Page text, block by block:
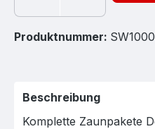
Produktnummer:
Beschreibung
Komplette Zaunpakete